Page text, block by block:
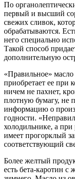
По
первый и высший
свежих сливок,
обрабатываются.
него специально
Такой способ
дополнительную
«Правильное» масло
приобретает ее при
ничем не пахнет,
плотную бумагу, не
информацию о
годности.
холодильнике, а
имеет прогорклый
соответствующий
Более желтый
есть бета-каротин